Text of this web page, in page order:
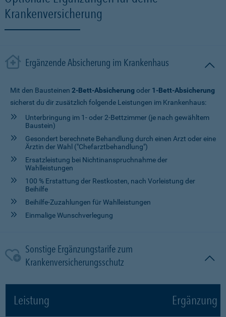
Krankenversicherung
Ergänzende Absicherung im Krankenhaus
Mit den Bausteinen 2-Bett-Absicherung oder 1-Bett-Absicherung
sicherst du dir zusätzlich folgende Leistungen im Krankenhaus:
Unterbringung im 1- oder 2-Bettzimmer (je nach gewähltem
Baustein)
Gesondert berechnete Behandlung durch einen Arzt oder eine
Ärztin der Wahl ("Chefarztbehandlung")
Ersatzleistung bei Nichtinanspruchnahme der
Wahlleistungen
100 % Erstattung der Restkosten, nach Vorleistung der
Beihilfe
Beihilfe-Zuzahlungen für Wahlleistungen
Einmalige Wunschverlegung
Sonstige Ergänzungstarife zum
Krankenversicherungsschutz
Leistung Ergänzung